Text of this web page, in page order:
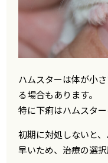
ハムスターは体が小
る場合もあります。
特に下痢はハムスタ
初期に対処しないと
早いため、治療の選択